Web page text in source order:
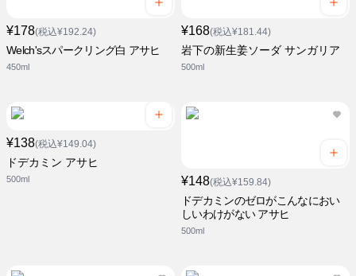
¥178(税込¥192.24)
Welch'sスパークリング白 アサヒ
450ml
¥168(税込¥181.44)
岩下の新生姜ソーダ サンガリア
500ml
¥138(税込¥149.04)
ドデカミン アサヒ
500ml ¥148(税込¥159.84)
ドデカミンのゼロがこんなにおい
しいわけがない アサヒ
500ml